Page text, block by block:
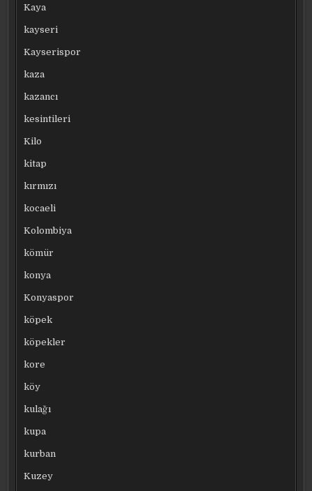
Kaya
kayseri
Kayserispor
kaza
kazancı
kesintileri
Kilo
kitap
kırmızı
kocaeli
Kolombiya
kömür
konya
Konyaspor
köpek
köpekler
kore
köy
kulağı
kupa
kurban
Kuzey